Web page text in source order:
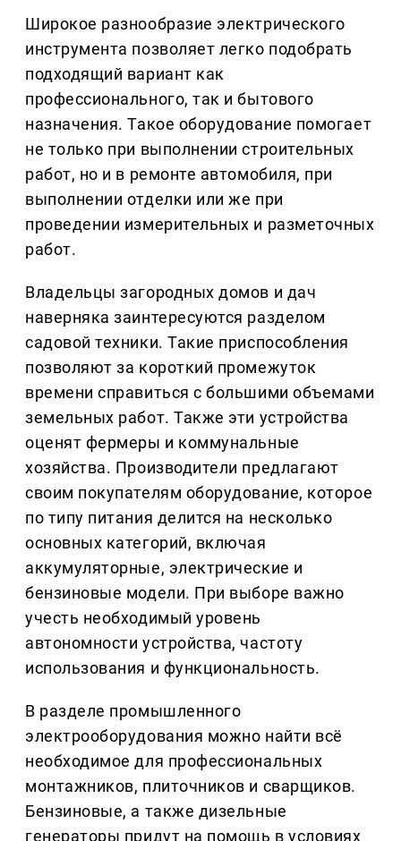
Широкое разнообразие электрического
инструмента позволяет легко подобрать
подходящий вариант как
профессионального, так и бытового
назначения. Такое оборудование помогает
не только при выполнении строительных
работ, но и в ремонте автомобиля, при
выполнении отделки или же при
проведении измерительных и разметочных
работ.
Владельцы загородных домов и дач
наверняка заинтересуются разделом
садовой техники. Такие приспособления
позволяют за короткий промежуток
времени справиться с большими объемами
земельных работ. Также эти устройства
оценят фермеры и коммунальные
хозяйства. Производители предлагают
своим покупателям оборудование, которое
по типу питания делится на несколько
основных категорий, включая
аккумуляторные, электрические и
бензиновые модели. При выборе важно
учесть необходимый уровень
автономности устройства, частоту
использования и функциональность.
В разделе промышленного
электрооборудования можно найти всё
необходимое для профессиональных
монтажников, плиточников и сварщиков.
Бензиновые, а также дизельные
генераторы придут на помощь в условиях